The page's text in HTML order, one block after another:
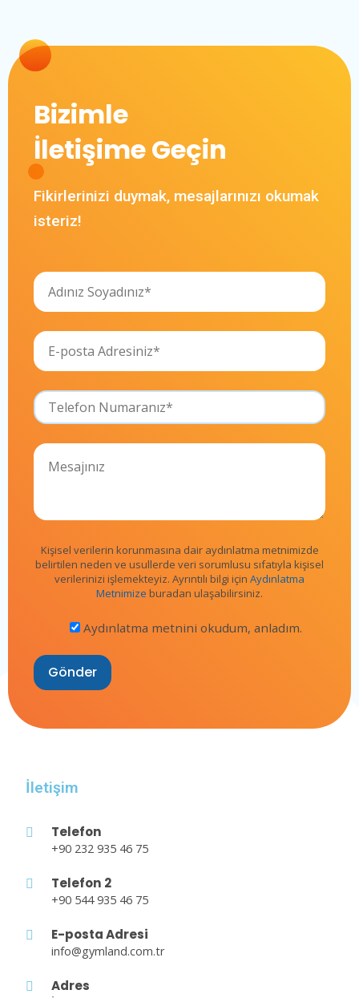
Bizimle
İletişime Geçin
Fikirlerinizi duymak, mesajlarınızı okumak
isteriz!
Kişisel verilerin korunmasına dair aydınlatma metnimizde
belirtilen neden ve usullerde veri sorumlusu sıfatıyla kişisel
verilerinizi işlemekteyiz. Ayrıntılı bilgi için Aydınlatma
Metnimize buradan ulaşabilirsiniz.
Aydınlatma metnini okudum, anladım.
İletişim
Telefon
+90 232 935 46 75
Telefon 2
+90 544 935 46 75
E-posta Adresi
info@gymland.com.tr
Adres